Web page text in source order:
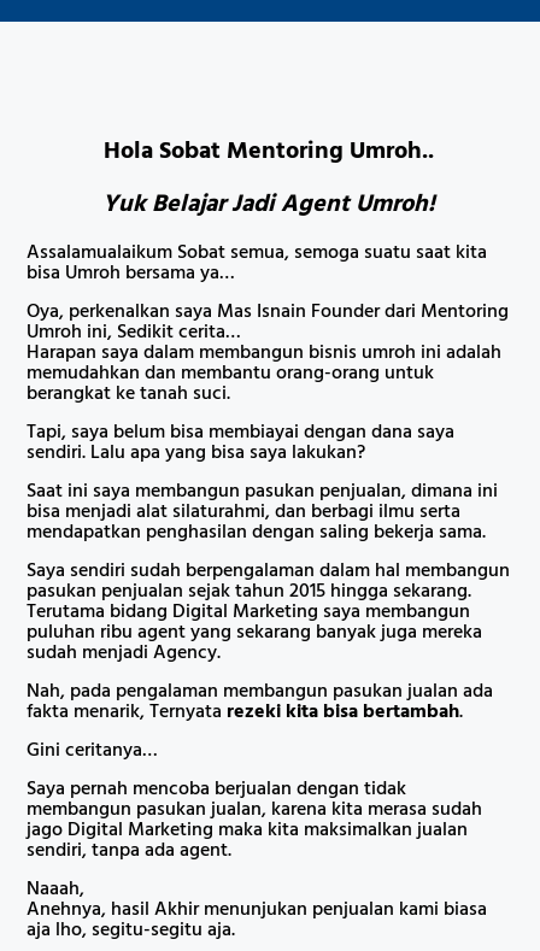
Hola Sobat Mentoring Umroh..
Yuk Belajar Jadi Agent Umroh!
Assalamualaikum Sobat semua, semoga suatu saat kita
bisa Umroh bersama ya…
Oya, perkenalkan saya Mas Isnain Founder dari Mentoring
Umroh ini, Sedikit cerita…
Harapan saya dalam membangun bisnis umroh ini adalah
memudahkan dan membantu orang-orang untuk
berangkat ke tanah suci.
Tapi, saya belum bisa membiayai dengan dana saya
sendiri. Lalu apa yang bisa saya lakukan?
Saat ini saya membangun pasukan penjualan, dimana ini
bisa menjadi alat silaturahmi, dan berbagi ilmu serta
mendapatkan penghasilan dengan saling bekerja sama.
Saya sendiri sudah berpengalaman dalam hal membangun
pasukan penjualan sejak tahun 2015 hingga sekarang.
Terutama bidang Digital Marketing saya membangun
puluhan ribu agent yang sekarang banyak juga mereka
sudah menjadi Agency.
Nah, pada pengalaman membangun pasukan jualan ada
fakta menarik, Ternyata rezeki kita bisa bertambah.
Gini ceritanya…
Saya pernah mencoba berjualan dengan tidak
membangun pasukan jualan, karena kita merasa sudah
jago Digital Marketing maka kita maksimalkan jualan
sendiri, tanpa ada agent.
Naaah,
Anehnya, hasil Akhir menunjukan penjualan kami biasa
aja lho, segitu-segitu aja.